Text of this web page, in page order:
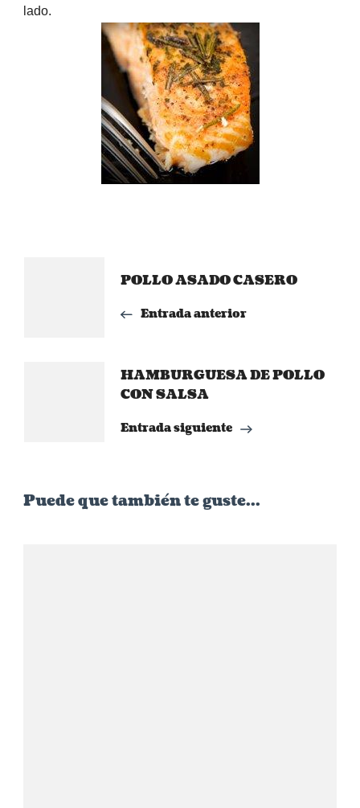
lado.
NavegaciónPOLLO ASADO CASERO
Entrada anterior
HAMBURGUESA DE POLLO
CON SALSA
Entrada siguiente
Puede que también te guste...